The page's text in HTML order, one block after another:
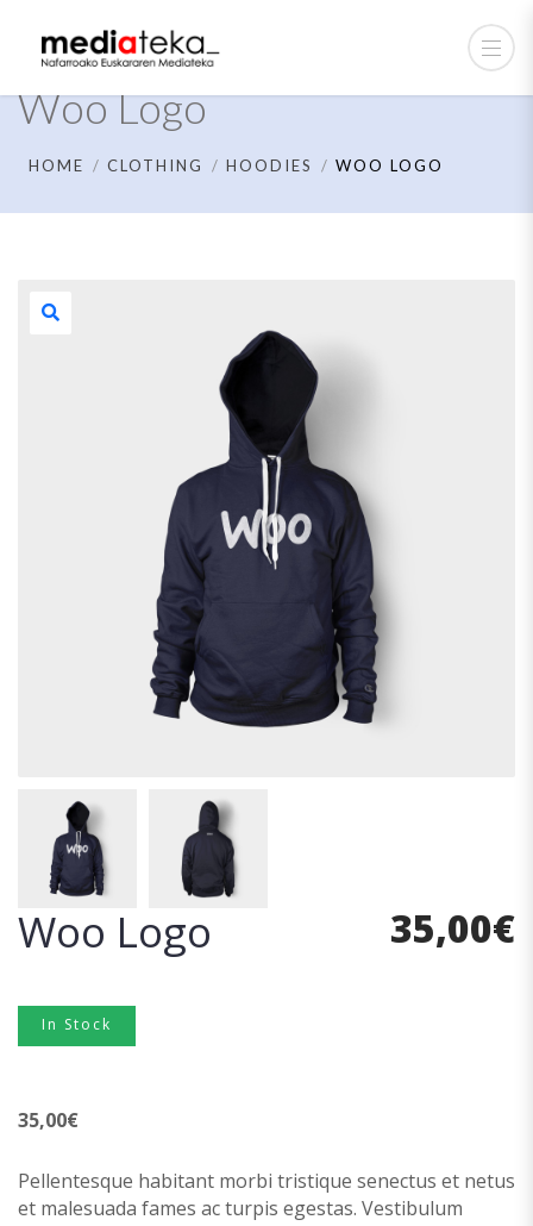
Woo Logo
HOME CLOTHING HOODIES WOO LOGO
Woo Logo
In Stock
35,00€
35,00€
Pellentesque habitant morbi tristique senectus et netus
et malesuada fames ac turpis egestas. Vestibulum